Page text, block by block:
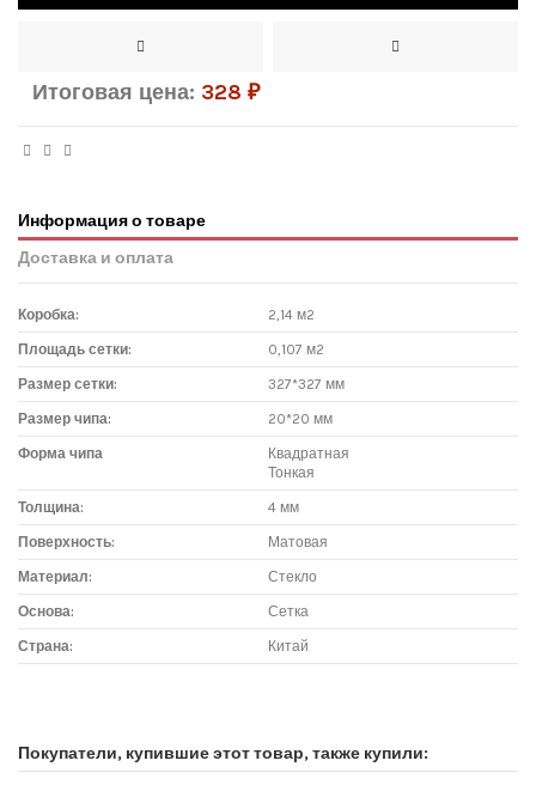
Итоговая цена: 328 ₽
Информация о товаре
Доставка и оплата
Коробка: 2,14 м2
Площадь сетки: 0,107 м2
Размер сетки: 327*327 мм
Размер чипа: 20*20 мм
Форма чипа
Квадратная
Тонкая
Толщина: 4 мм
Поверхность: Матовая
Материал: Стекло
Основа: Сетка
Страна: Китай
1. Самовывоз из магазина:
Покупатели, купившие этот товар, также купили: